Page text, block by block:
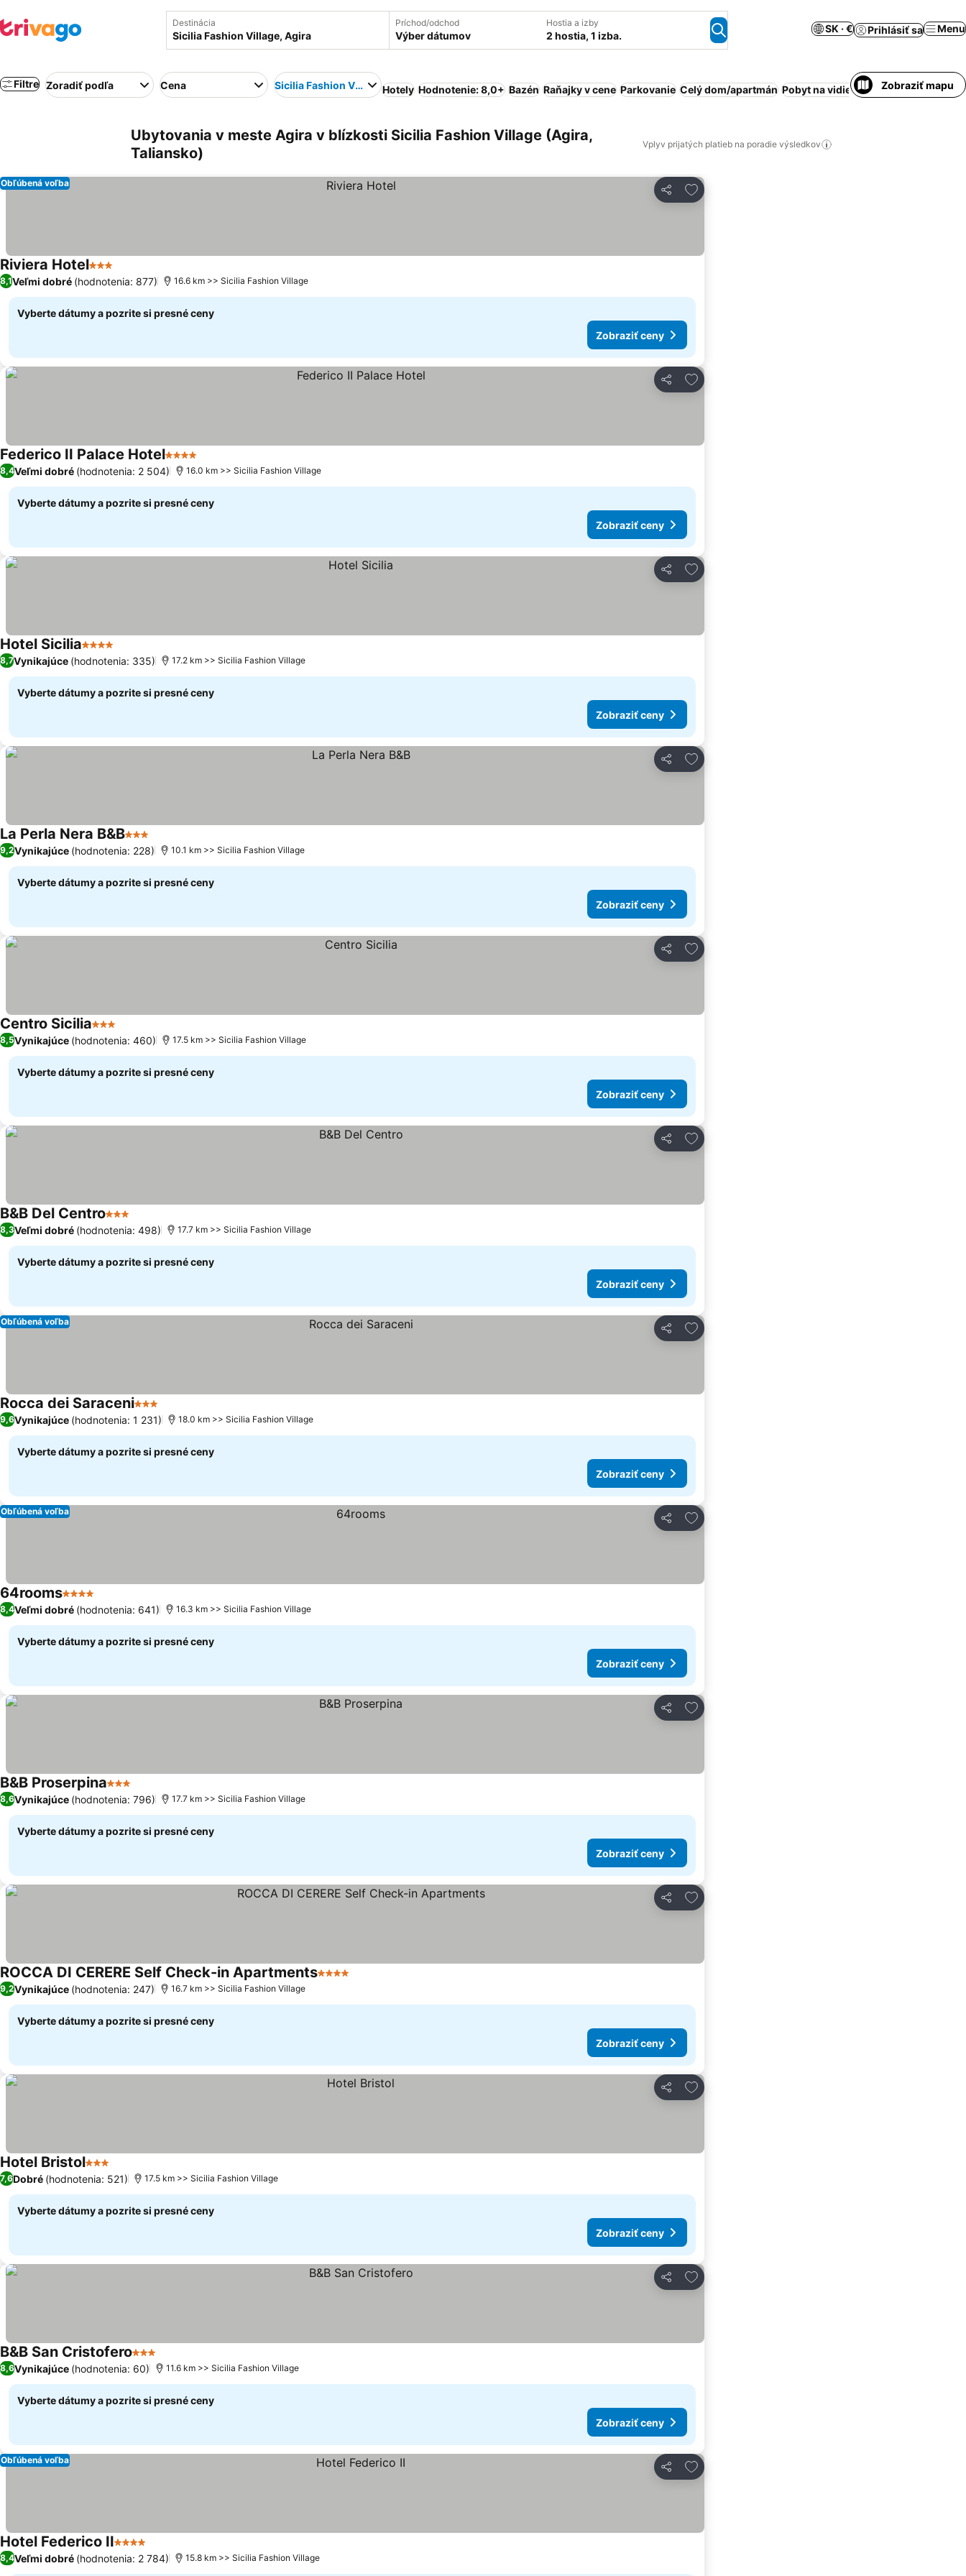
Destinácia Príchod/odchod
Výber dátumov
Hostia a izby
2 hostia, 1 izba.
SK · € Prihlásiť sa Menu
Filtre Zoradiť podľa Cena Sicilia Fashion VillageHotely Hodnotenie: 8,0+ Bazén Raňajky v cene Parkovanie Celý dom/apartmán Pobyt na vidieku Rodiny
Zobraziť mapu
Ubytovania v meste Agira v blízkosti Sicilia Fashion Village (Agira,
Taliansko)
Vplyv prijatých platieb na poradie výsledkov
Zdieľať
Pridať do obľúbených
Obľúbená voľba
Riviera Hotel3 Počet hviezdičiek
8,1Veľmi dobré (hodnotenia: 877) 16.6 km >> Sicilia Fashion Village
Vyberte dátumy a pozrite si presné ceny
Zobraziť ceny
Zdieľať
Pridať do obľúbených
Federico II Palace Hotel4 Počet hviezdičiek
8,4Veľmi dobré (hodnotenia: 2 504) 16.0 km >> Sicilia Fashion Village
Vyberte dátumy a pozrite si presné ceny
Zobraziť ceny
Zdieľať
Pridať do obľúbených
Hotel Sicilia4 Počet hviezdičiek
8,7Vynikajúce (hodnotenia: 335) 17.2 km >> Sicilia Fashion Village
Vyberte dátumy a pozrite si presné ceny
Zobraziť ceny
Zdieľať
Pridať do obľúbených
La Perla Nera B&B3 Počet hviezdičiek
9,2Vynikajúce (hodnotenia: 228) 10.1 km >> Sicilia Fashion Village
Vyberte dátumy a pozrite si presné ceny
Zobraziť ceny
Zdieľať
Pridať do obľúbených
Centro Sicilia3 Počet hviezdičiek
8,5Vynikajúce (hodnotenia: 460) 17.5 km >> Sicilia Fashion Village
Vyberte dátumy a pozrite si presné ceny
Zobraziť ceny
Zdieľať
Pridať do obľúbených
B&B Del Centro3 Počet hviezdičiek
8,3Veľmi dobré (hodnotenia: 498) 17.7 km >> Sicilia Fashion Village
Vyberte dátumy a pozrite si presné ceny
Zobraziť ceny
Zdieľať
Pridať do obľúbených
Obľúbená voľba
Rocca dei Saraceni3 Počet hviezdičiek
9,6Vynikajúce (hodnotenia: 1 231) 18.0 km >> Sicilia Fashion Village
Vyberte dátumy a pozrite si presné ceny
Zobraziť ceny
Zdieľať
Pridať do obľúbených
Obľúbená voľba
64rooms4 Počet hviezdičiek
8,4Veľmi dobré (hodnotenia: 641) 16.3 km >> Sicilia Fashion Village
Vyberte dátumy a pozrite si presné ceny
Zobraziť ceny
Zdieľať
Pridať do obľúbených
B&B Proserpina3 Počet hviezdičiek
8,6Vynikajúce (hodnotenia: 796) 17.7 km >> Sicilia Fashion Village
Vyberte dátumy a pozrite si presné ceny
Zobraziť ceny
Zdieľať
Pridať do obľúbených
ROCCA DI CERERE Self Check-in Apartments4 Počet hviezdičiek
9,2Vynikajúce (hodnotenia: 247) 16.7 km >> Sicilia Fashion Village
Vyberte dátumy a pozrite si presné ceny
Zobraziť ceny
Zdieľať
Pridať do obľúbených
Hotel Bristol3 Počet hviezdičiek
7,6Dobré (hodnotenia: 521) 17.5 km >> Sicilia Fashion Village
Vyberte dátumy a pozrite si presné ceny
Zobraziť ceny
Zdieľať
Pridať do obľúbených
B&B San Cristofero3 Počet hviezdičiek
8,6Vynikajúce (hodnotenia: 60) 11.6 km >> Sicilia Fashion Village
Vyberte dátumy a pozrite si presné ceny
Zobraziť ceny
Zdieľať
Pridať do obľúbených
Obľúbená voľba
Hotel Federico II4 Počet hviezdičiek
8,4Veľmi dobré (hodnotenia: 2 784) 15.8 km >> Sicilia Fashion Village